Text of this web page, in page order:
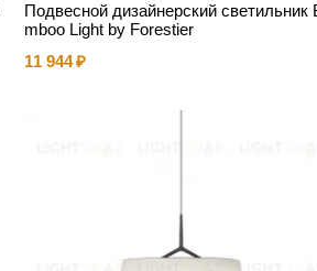
Подвесной дизайнерский светильник
mboo Light by Forestier
11 944